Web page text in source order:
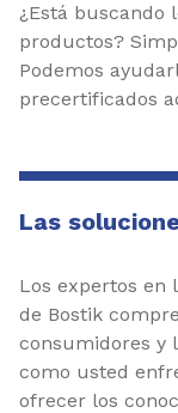
¿Está buscando
productos?
Podemos
precertificados
Las
Los expertos en
de Bostik
consumidores y
como usted
ofrecer los